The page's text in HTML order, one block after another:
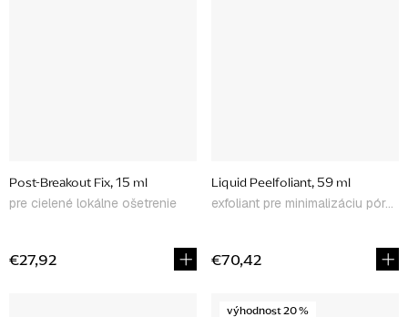
Post-Breakout Fix, 15 ml
pre cielené lokálne ošetrenie
€27,92
Liquid Peelfoliant, 59 ml
exfoliant pre minimalizáciu pórov
€70,42
výhodnost 20 %